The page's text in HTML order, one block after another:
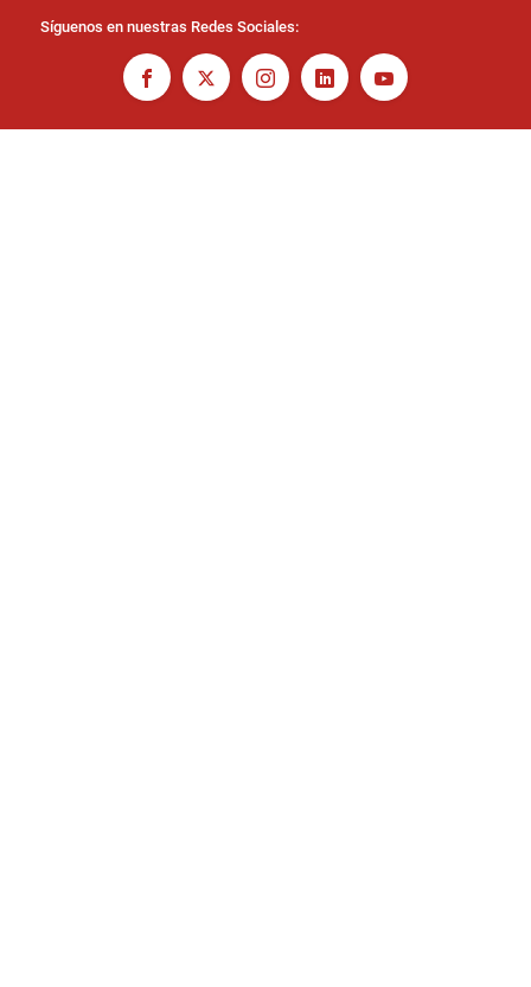
Síguenos en nuestras Redes Sociales: